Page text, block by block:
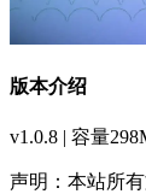
版本介绍
v1.0.8 | 容量
声明：本站所